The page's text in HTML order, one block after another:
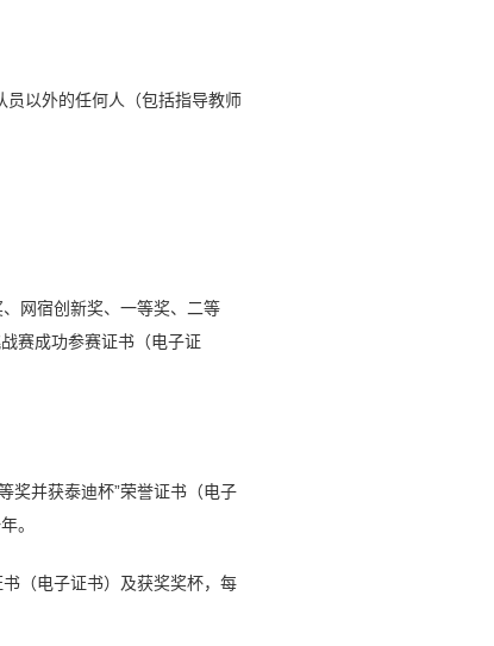
以外的任何人（包括指导教师
网宿创新奖、一等奖、二等
赛成功参赛证书（电子证
奖并获泰迪杯”荣誉证书（电子
。
（电子证书）及获奖奖杯，每